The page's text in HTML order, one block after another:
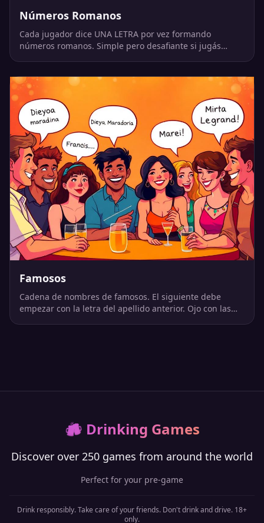
Números Romanos
Cada jugador dice UNA LETRA por vez formando
números romanos. Simple pero desafiante si jugás
Famosos
Cadena de nombres de famosos. El siguiente debe
empezar con la letra del apellido anterior. Ojo con las
🍻 Drinking Games
Discover over 250 games from around the world
Perfect for your pre-game
Drink responsibly. Take care of your friends. Don't drink and drive. 18+
only.